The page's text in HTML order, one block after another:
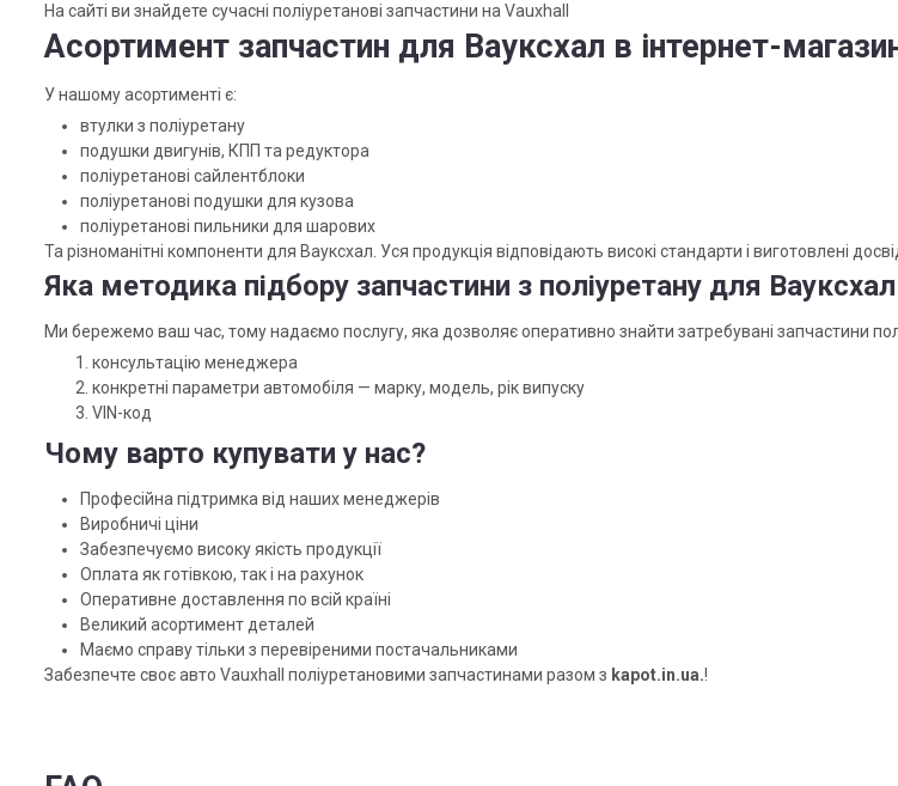
На сайті ви знайдете сучасні поліуретанові запчастини на Vauxhall
Асортимент запчастин для Вауксхал в інтернет-
У нашому асортименті є:
втулки з поліуретану
подушки двигунів, КПП та редуктора
поліуретанові сайлентблоки
поліуретанові подушки для кузова
поліуретанові пильники для шарових
Та різноманітні компоненти для Вауксхал. Уся продукція відповідають високі стандарти і виготовлені
Яка методика підбору запчастини з поліуретану для
Ми бережемо ваш час, тому надаємо послугу, яка дозволяє оперативно знайти затребувані запчастини
консультацію менеджера
конкретні параметри автомобіля — марку, модель, рік випуску
VIN-код
Чому варто купувати у нас?
Професійна підтримка від наших менеджерів
Виробничі ціни
Забезпечуємо високу якість продукції
Оплата як готівкою, так і на рахунок
Оперативне доставлення по всій країні
Великий асортимент деталей
Маємо справу тільки з перевіреними постачальниками
Забезпечте своє авто Vauxhall поліуретановими запчастинами разом з kapot.in.ua.!